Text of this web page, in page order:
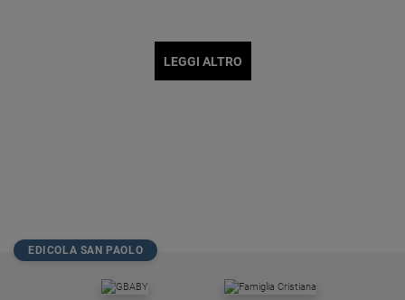
LEGGI ALTRO
EDICOLA SAN PAOLO